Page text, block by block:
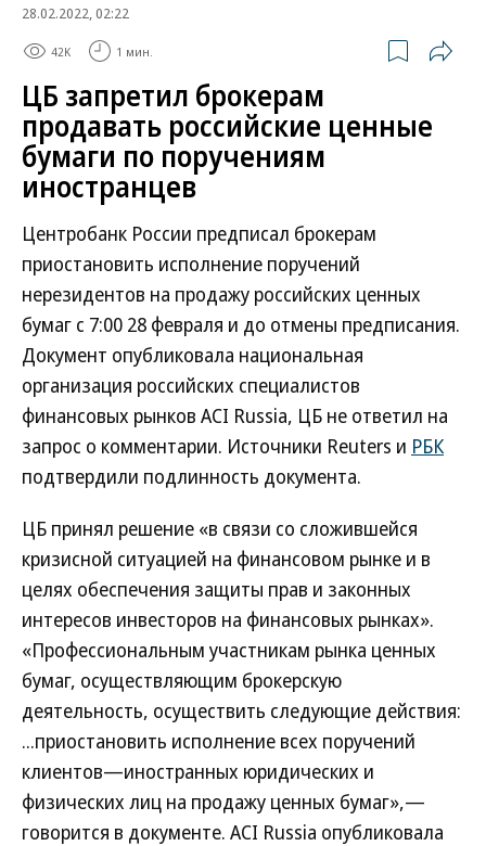
28.02.2022, 02:22
42K 1 мин.
ЦБ запретил брокерам
продавать российские ценные
бумаги по поручениям
иностранцев
Центробанк России предписал брокерам
приостановить исполнение поручений
нерезидентов на продажу российских ценных
бумаг с 7:00 28 февраля и до отмены предписания.
Документ опубликовала национальная
организация российских специалистов
финансовых рынков ACI Russia, ЦБ не ответил на
запрос о комментарии. Источники Reuters и РБК
подтвердили подлинность документа.
ЦБ принял решение «в связи со сложившейся
кризисной ситуацией на финансовом рынке и в
целях обеспечения защиты прав и законных
интересов инвесторов на финансовых рынках».
«Профессиональным участникам рынка ценных
бумаг, осуществляющим брокерскую
деятельность, осуществить следующие действия:
...приостановить исполнение всех поручений
клиентов—иностранных юридических и
физических лиц на продажу ценных бумаг»,—
говорится в документе. ACI Russia опубликовала